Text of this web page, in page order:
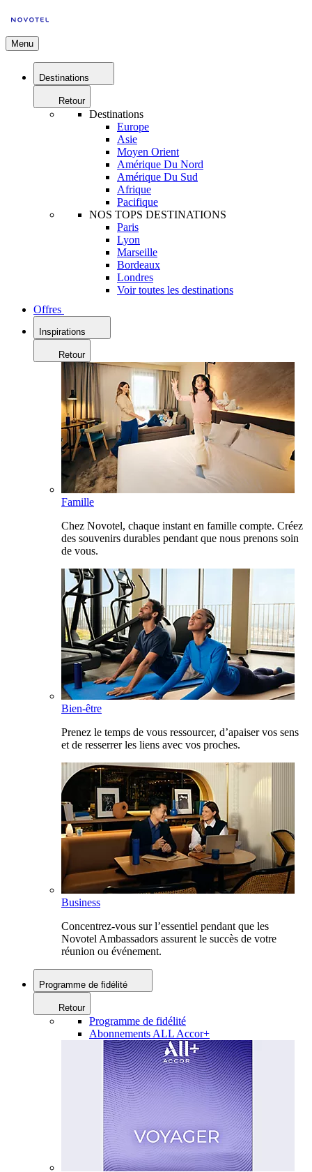
Menu
Destinations
Retour
Destinations
Europe
Asie
Moyen Orient
Amérique Du Nord
Amérique Du Sud
Afrique
Pacifique
NOS TOPS DESTINATIONS
Paris
Lyon
Marseille
Bordeaux
Londres
Voir toutes les destinations
Offres
Inspirations
Retour
Famille
Chez Novotel, chaque instant en famille compte. Créez
des souvenirs durables pendant que nous prenons soin
de vous.
Bien-être
Prenez le temps de vous ressourcer, d’apaiser vos sens
et de resserrer les liens avec vos proches.
Business
Concentrez-vous sur l’essentiel pendant que les
Novotel Ambassadors assurent le succès de votre
réunion ou événement.
Programme de fidélité
Retour
Programme de fidélité
Abonnements ALL Accor+